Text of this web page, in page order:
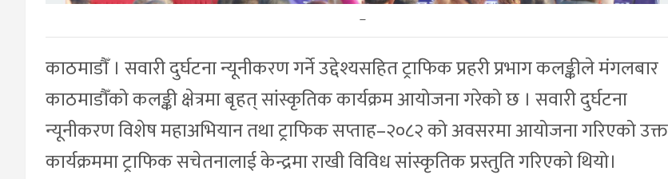
–
काठमाडौँ । सवारी दुर्घटना न्यूनीकरण गर्ने उद्देश्यसहित ट्राफिक प्रहरी प्रभाग कलङ्कीले मंगलबार
काठमाडौँको कलङ्की क्षेत्रमा बृहत् सांस्कृतिक कार्यक्रम आयोजना गरेको छ । सवारी दुर्घटना
न्यूनीकरण विशेष महाअभियान तथा ट्राफिक सप्ताह–२०८२ को अवसरमा आयोजना गरिएको उक्त
कार्यक्रममा ट्राफिक सचेतनालाई केन्द्रमा राखी विविध सांस्कृतिक प्रस्तुति गरिएको थियो।